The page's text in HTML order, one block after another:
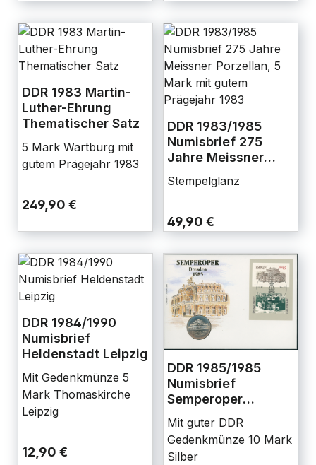
DDR 1983 Martin-
Luther-Ehrung
Thematischer Satz
5 Mark Wartburg mit
gutem Prägejahr 1983
249,90 €
DDR 1983/1985
Numisbrief 275
Jahre Meissner
mit gutem
Stempelglanz
49,90 €
DDR 1984/1990
Numisbrief
Heldenstadt Leipzig
Mit Gedenkmünze 5
Mark Thomaskirche
Leipzig
12,90 €
DDR 1985/1985
Numisbrief
Semperoper
Dresden mit DDR 10
Mark Jaeger 1600
Mit guter DDR
Gedenkmünze 10 Mark
Silber